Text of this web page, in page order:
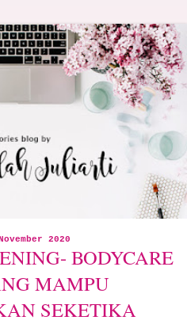
2020
BODYCARE
MAMPU
SEKETIKA